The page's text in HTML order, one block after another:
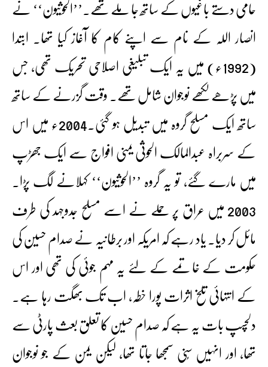
حامی دستے باغیوں کے ساتھ جا ملے تھے۔’’الحوثیون‘‘ نے
انصار اللہ کے نام سے اپنے کام کا آغاز کیا تھا۔ ابتدا
(1992ء) میں یہ ایک تبلیغی اصلاحی تحریک تھی، جس
میں پڑھے لکھے نوجوان شامل تھے۔ وقت گزرنے کے ساتھ
ساتھ ایک مسلح گروہ میں تبدیل ہو گئی۔2004ء میں اس
کے سربراہ عبدالمالک الحوثی یمنی افواج سے ایک جھڑپ
میں مارے گئے، تو یہ گروہ ’’الحوثیون‘‘ کہلانے لگ پڑا۔
2003 میں عراق پر حملے نے اسے مسلح جدوجہد کی طرف
مائل کر دیا۔ یاد رہے کہ امریکہ اور برطانیہ نے صدام حسین کی
حکومت کے خاتمے کے لئے یہ مہم جوئی کی تھی اور اس
کے انتہائی تلخ اثرات پورا خطہ، اب تک بھگت رہا ہے۔
دلچسپ بات یہ ہے کہ صدام حسین کا تعلق بعث پارٹی سے
تھا، اور انہیں سُنی سمجھا جاتا تھا، لیکن یمن کے جو نوجوان